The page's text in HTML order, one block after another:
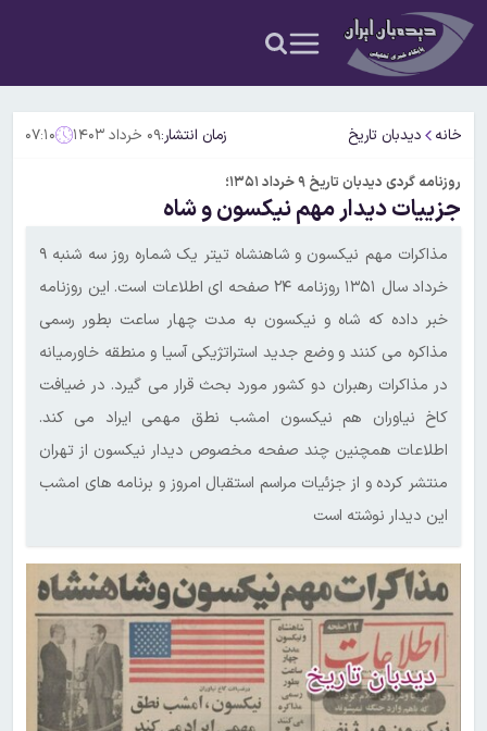
خانه دیدبان تاریخ زمان انتشار:۰۹ خرداد ۱۴۰۳ ۰۷:۱۰
روزنامه گردی دیدبان تاریخ ۹ خرداد ۱۳۵۱؛
جزییات دیدار مهم نیکسون و شاه
مذاکرات مهم نیکسون و شاهنشاه تیتر یک شماره روز سه شنبه ۹
خرداد سال ۱۳۵۱ روزنامه ۲۴ صفحه ای اطلاعات است. این روزنامه
خبر داده که شاه و نیکسون به مدت چهار ساعت بطور رسمی
مذاکره می کنند و وضع جدید استراتژیکی آسیا و منطقه خاورمیانه
در مذاکرات رهبران دو کشور مورد بحث قرار می گیرد. در ضیافت
کاخ نیاوران هم نیکسون امشب نطق مهمی ایراد می کند.
اطلاعات همچنین چند صفحه مخصوص دیدار نیکسون از تهران
منتشر کرده و از جزئیات مراسم استقبال امروز و برنامه های امشب
این دیدار نوشته است